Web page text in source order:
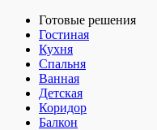
Готовые решения
Гостиная
Кухня
Спальня
Ванная
Детская
Коридор
Балкон